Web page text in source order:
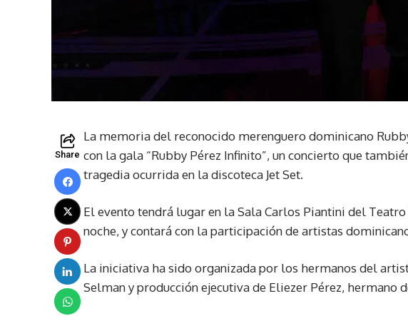
Share
La memoria del reconocido merenguero dominicano
con la gala “Rubby Pérez Infinito”, un concierto que
tragedia ocurrida en la discoteca Jet Set.
El evento tendrá lugar en la Sala Carlos Piantini del
noche, y contará con la participación de artistas
La iniciativa ha sido organizada por los hermanos del
Selman y producción ejecutiva de Eliezer Pérez, hermano